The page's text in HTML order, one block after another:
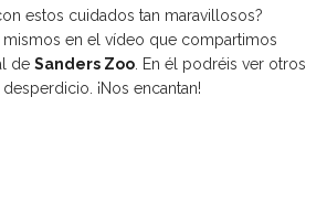
estos cuidados tan maravillosos?
en el vídeo que compartimos
de Sanders Zoo. En él podréis ver otros
¡Nos encantan!